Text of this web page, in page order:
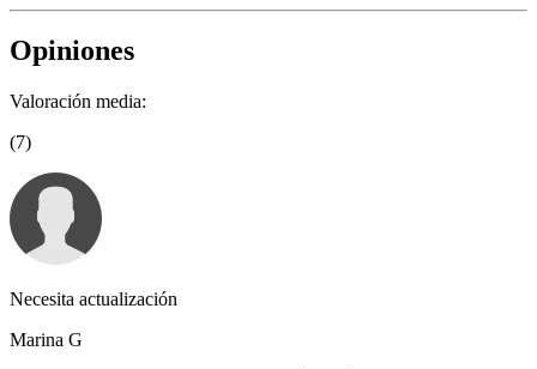
Opiniones
Valoración media:
(7)
Necesita actualización
Marina G